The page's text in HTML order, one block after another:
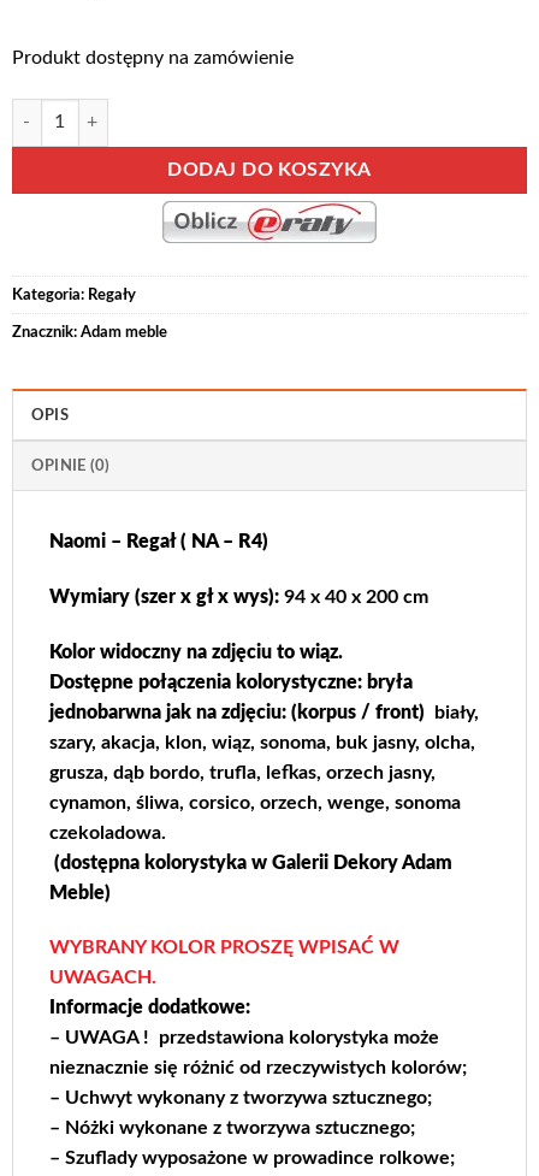
Produkt dostępny na zamówienie
ilość Naomi – Regał ( NA – R4)
DODAJ DO KOSZYKA
Alternative:
Kategoria: Regały
Znacznik: Adam meble
OPIS
OPINIE (0)
Naomi – Regał ( NA – R4)
Wymiary (szer x gł x wys):94 x 40 x 200 cm
Kolor widoczny na zdjęciu to wiąz.
Dostępne połączenia kolorystyczne:bryła
jednobarwna jak na zdjęciu: (korpus / front)
biały,
szary, akacja, klon, wiąz, sonoma, buk jasny, olcha,
grusza, dąb bordo, trufla, lefkas, orzech jasny,
cynamon, śliwa, corsico, orzech, wenge, sonoma
czekoladowa.
(dostępna kolorystyka w Galerii Dekory Adam
Meble)
WYBRANY KOLOR PROSZĘ WPISAĆ W
UWAGACH.
Informacje dodatkowe:
– UWAGA ! przedstawiona kolorystyka może
nieznacznie się różnić od rzeczywistych kolorów;
– Uchwyt wykonany z tworzywa sztucznego;
– Nóżki wykonane z tworzywa sztucznego;
– Szuflady wyposażone w prowadince rolkowe;